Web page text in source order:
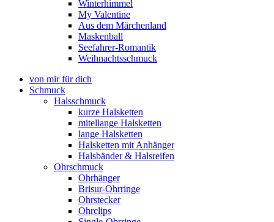
Winterhimmel
My Valentine
Aus dem Märchenland
Maskenball
Seefahrer-Romantik
Weihnachtsschmuck
von mir für dich
Schmuck
Halsschmuck
kurze Halsketten
mitellange Halsketten
lange Halsketten
Halsketten mit Anhänger
Halsbänder & Halsreifen
Ohrschmuck
Ohrhänger
Brisur-Ohrringe
Ohrstecker
Ohrclips